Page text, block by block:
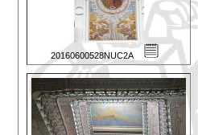
20160600528NUC2A